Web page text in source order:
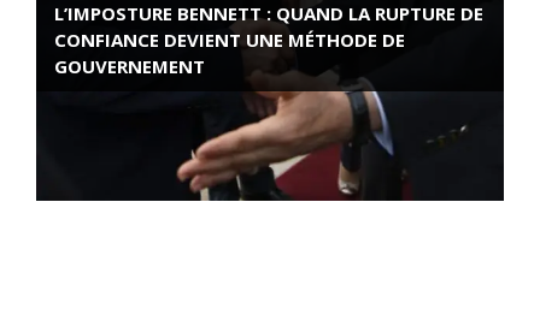
L’IMPOSTURE BENNETT : QUAND LA RUPTURE DE
CONFIANCE DEVIENT UNE MÉTHODE DE
GOUVERNEMENT
ROSE VALLAND, HEROÏNE DE LA RESISTANCE